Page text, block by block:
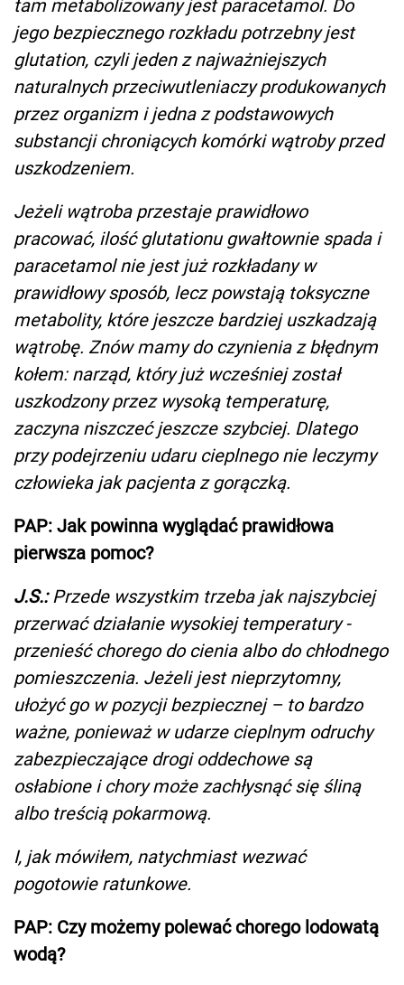
tam metabolizowany jest paracetamol. Do
jego bezpiecznego rozkładu potrzebny jest
glutation, czyli jeden z najważniejszych
naturalnych przeciwutleniaczy produkowanych
przez organizm i jedna z podstawowych
substancji chroniących komórki wątroby przed
uszkodzeniem.
Jeżeli wątroba przestaje prawidłowo
pracować, ilość glutationu gwałtownie spada i
paracetamol nie jest już rozkładany w
prawidłowy sposób, lecz powstają toksyczne
metabolity, które jeszcze bardziej uszkadzają
wątrobę. Znów mamy do czynienia z błędnym
kołem: narząd, który już wcześniej został
uszkodzony przez wysoką temperaturę,
zaczyna niszczeć jeszcze szybciej. Dlatego
przy podejrzeniu udaru cieplnego nie leczymy
człowieka jak pacjenta z gorączką.
PAP: Jak powinna wyglądać prawidłowa
pierwsza pomoc?
J.S.:Przede wszystkim trzeba jak najszybciej
przerwać działanie wysokiej temperatury -
przenieść chorego do cienia albo do chłodnego
pomieszczenia. Jeżeli jest nieprzytomny,
ułożyć go w pozycji bezpiecznej – to bardzo
ważne, ponieważ w udarze cieplnym odruchy
zabezpieczające drogi oddechowe są
osłabione i chory może zachłysnąć się śliną
albo treścią pokarmową.
I, jak mówiłem, natychmiast wezwać
pogotowie ratunkowe.
PAP: Czy możemy polewać chorego lodowatą
wodą?